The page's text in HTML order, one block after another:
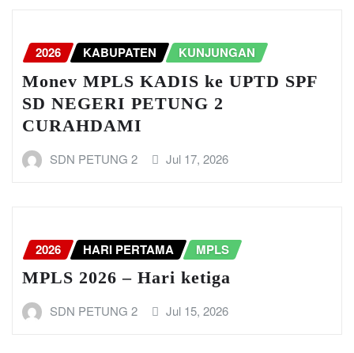
2026 KABUPATEN KUNJUNGAN
Monev MPLS KADIS ke UPTD SPF
SD NEGERI PETUNG 2
CURAHDAMI
SDN PETUNG 2 Jul 17, 2026
2026 HARI PERTAMA MPLS
MPLS 2026 – Hari ketiga
SDN PETUNG 2 Jul 15, 2026